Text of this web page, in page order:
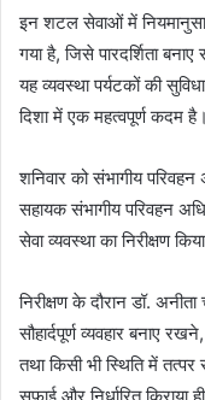
इन शटल सेवाओं में
गया है, जिसे पारदर्शिता
यह व्यवस्था पर्यटकों की
दिशा में एक महत्वपूर्ण कदम है।
शनिवार को संभागीय
सहायक संभागीय परिवहन
सेवा व्यवस्था का निरीक्षण
निरीक्षण के दौरान डॉ.
सौहार्दपूर्ण व्यवहार बनाए
तथा किसी भी स्थिति में